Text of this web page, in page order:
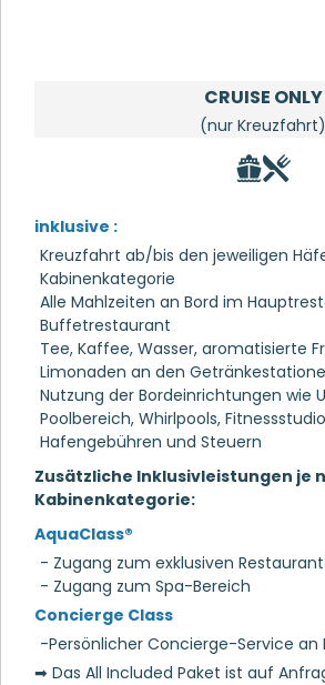
CRUISE ONLY
(nur Kreuzfahrt)
inklusive :
Kreuzfahrt ab/bis den jeweiligen
Kabinenkategorie
Alle Mahlzeiten an Bord im
Buffetrestaurant
Tee, Kaffee, Wasser, aromatisierte
Limonaden an den
Nutzung der Bordeinrichtungen wie
Poolbereich, Whirlpools,
Hafengebühren und Steuern
Zusätzliche Inklusivleistungen je
Kabinenkategorie:
AquaClass®
- Zugang zum exklusiven Restaurant
- Zugang zum Spa-Bereich
Concierge Class
-Persönlicher Concierge-Service an
➡ Das All Included Paket ist auf